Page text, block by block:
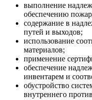
выполнение
обеспечению
содержание в
путей и выходов;
использование
материалов;
применение
обеспечение
инвентарем и
обустройство
внутреннего